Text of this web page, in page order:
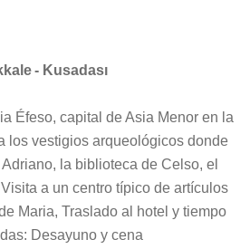
- Kusadası
Éfeso, capital de Asia Menor en la
los vestigios arqueológicos donde
la biblioteca de Celso, el
a un centro típico de artículos
Maria, Traslado al hotel y tiempo
Desayuno y cena